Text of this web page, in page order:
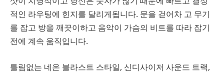
적인 라우팅에 힌지를 달리게됩니다. 문을 걷어차 고 무기
를 잡고 방을 깨끗이하고 음악이 가슴의 비트를 따라 잡기
전에 계속 움직입니다.
틀림없는 네온 블라스트 스타일, 신디사이저 사운드 트랙,